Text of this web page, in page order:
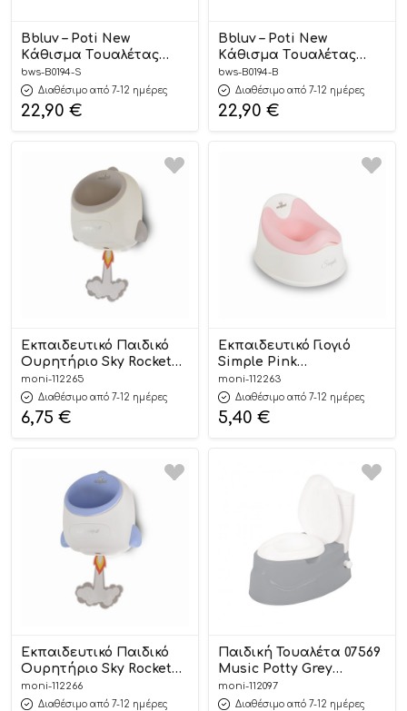
Bbluv – Poti New
Kάθισμα Tουαλέτας
Sand
bws-B0194-S
Διαθέσιμο από 7-12 ημέρες
22,90 €
Bbluv – Poti New
Kάθισμα Tουαλέτας
Navy
bws-B0194-B
Διαθέσιμο από 7-12 ημέρες
22,90 €
Εκπαιδευτικό Παιδικό
Ουρητήριο Sky Rocket
Grey 3800146271879 12m+ –
Cangaroo
moni-112265
Διαθέσιμο από 7-12 ημέρες
6,75 €
Εκπαιδευτικό Γιογιό
Simple Pink
3800146271831 12m+ –
Cangaroo
moni-112263
Διαθέσιμο από 7-12 ημέρες
5,40 €
Εκπαιδευτικό Παιδικό
Ουρητήριο Sky Rocket
Blue 3800146271886 12m+ –
Cangaroo
moni-112266
Διαθέσιμο από 7-12 ημέρες
Παιδική Τουαλέτα 07569
Music Potty Grey
8693461105562 18m+ –
Pilsan
moni-112097
Διαθέσιμο από 7-12 ημέρες